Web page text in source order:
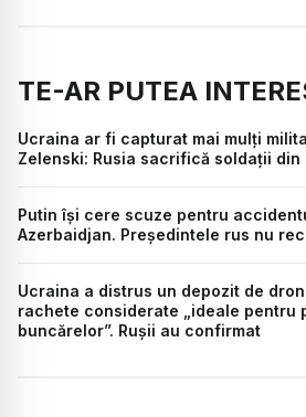
TE-AR PUTEA
Ucraina ar fi capturat mai mulți
Zelenski: Rusia sacrifică soldații din
Putin își cere scuze pentru
Azerbaidjan. Președintele rus nu
Ucraina a distrus un depozit de
rachete considerate „ideale pentru
buncărelor”. Rușii au confirmat